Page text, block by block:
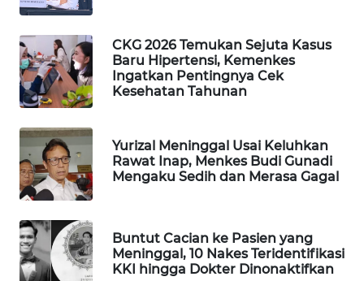
CKG 2026 Temukan Sejuta Kasus
Baru Hipertensi, Kemenkes
Ingatkan Pentingnya Cek
Kesehatan Tahunan
Yurizal Meninggal Usai Keluhkan
Rawat Inap, Menkes Budi Gunadi
Mengaku Sedih dan Merasa Gagal
Buntut Cacian ke Pasien yang
Meninggal, 10 Nakes Teridentifikasi
KKI hingga Dokter Dinonaktifkan
NET
PLN
WATCH
MKLI
LPKKI
LKKI
KOPEKLIN